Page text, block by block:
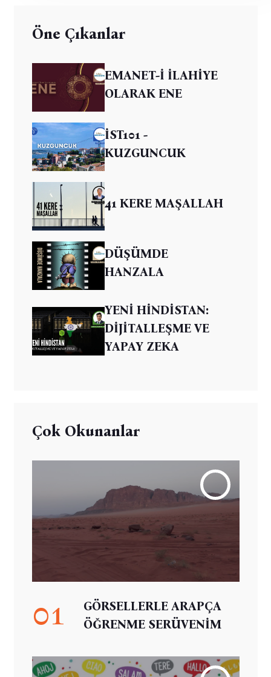
Öne Çıkanlar
EMANET-İ İLAHİYE
OLARAK ENE
İST101 -
KUZGUNCUK
41 KERE MAŞALLAH
DÜŞÜMDE
HANZALA
YENİ HİNDİSTAN:
DİJİTALLEŞME VE
YAPAY ZEKA
Çok Okunanlar
01
GÖRSELLERLE ARAPÇA
ÖĞRENME SERÜVENİM